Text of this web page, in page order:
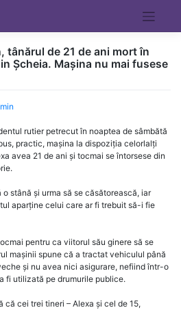
tânărul de 21 de ani mort în
Șcheia. Mașina nu mai fusese
rutier petrecut în noaptea de sâmbătă
practic, mașina la dispoziția celorlalți
avea 21 de ani și tocmai se întorsese din
stână și urma să se căsătorească, iar
aparține celui care ar fi trebuit să-i fie
pentru ca viitorul său ginere să se
mașinii spune că a tractat vehiculul până
și nu avea nici asigurare, nefiind într-o
fi utilizată pe drumurile publice.
că cei trei tineri – Alexa și cel de 15,